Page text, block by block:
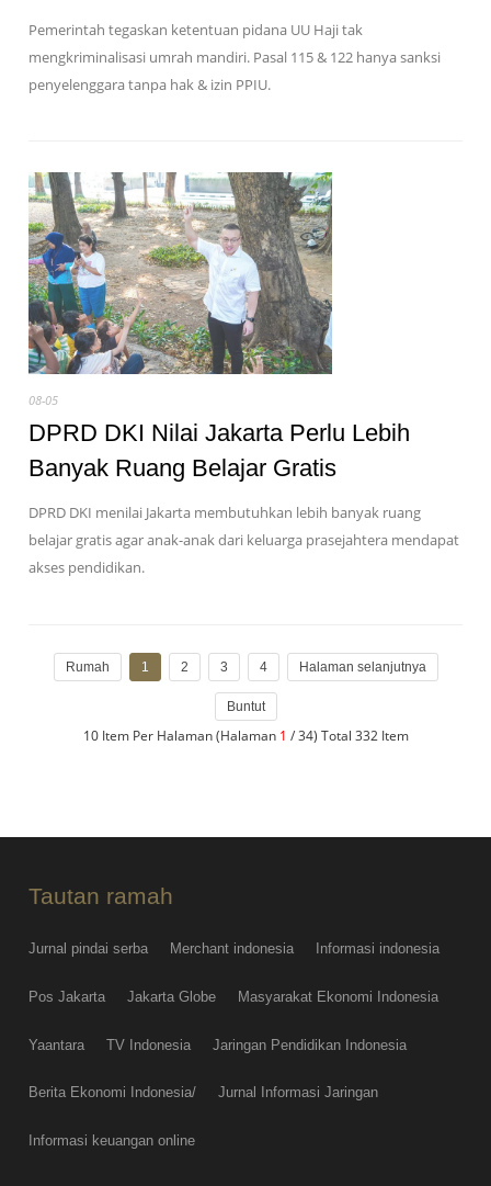
Pemerintah tegaskan ketentuan pidana UU Haji tak
mengkriminalisasi umrah mandiri. Pasal 115 & 122 hanya sanksi
penyelenggara tanpa hak & izin PPIU.
08-05
DPRD DKI Nilai Jakarta Perlu Lebih
Banyak Ruang Belajar Gratis
DPRD DKI menilai Jakarta membutuhkan lebih banyak ruang
belajar gratis agar anak-anak dari keluarga prasejahtera mendapat
akses pendidikan.
Rumah 1 2 3 4 Halaman selanjutnya
Buntut
10 Item Per Halaman (Halaman 1 / 34) Total 332 Item
Tautan ramah
Jurnal pindai serba Merchant indonesia Informasi indonesia
Pos Jakarta Jakarta Globe Masyarakat Ekonomi Indonesia
Yaantara TV Indonesia Jaringan Pendidikan Indonesia
Berita Ekonomi Indonesia/ Jurnal Informasi Jaringan
Informasi keuangan online